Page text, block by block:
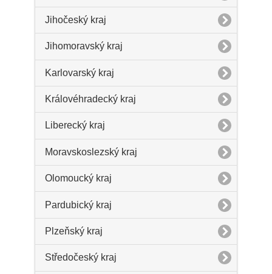
Jihočeský kraj
Jihomoravský kraj
Karlovarský kraj
Královéhradecký kraj
Liberecký kraj
Moravskoslezský kraj
Olomoucký kraj
Pardubický kraj
Plzeňský kraj
Středočeský kraj